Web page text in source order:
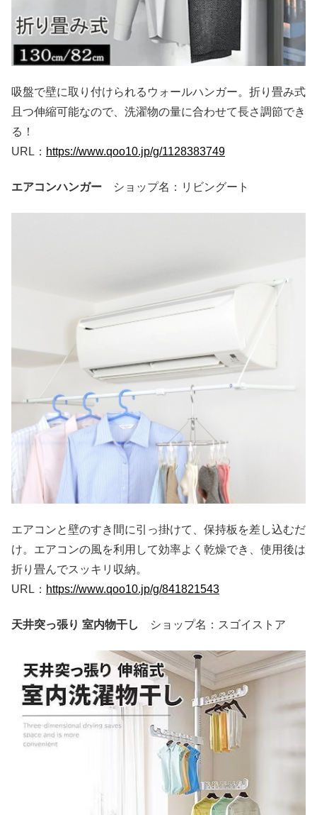
吸盤で壁に取り付けられるウォールハンガー。折り畳み式
且つ伸縮可能なので、洗濯物の量に合わせて長さ調節でき
る！
URL： https://www.qoo10.jp/g/1128383749
エアコンハンガー ショップ名：リビングート
エアコンと壁のすき間に引っ掛けて、保持板を差し込むだ
け。エアコンの風を利用して効率よく乾燥でき、使用後は
折り畳んでスッキリ収納。
URL： https://www.qoo10.jp/g/841821543
天井突っ張り 室内物干し ショップ名：スゴイストア